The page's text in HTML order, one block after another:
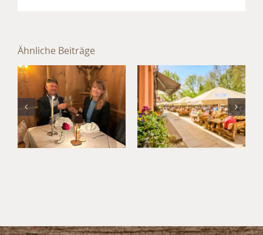
Ähnliche Beiträge
Jahresabschluss
im Hotel
München
Umland
München
Süd: Kultur,
Kulinarik
und
Kurzurlaub
im